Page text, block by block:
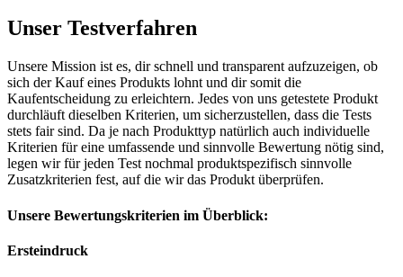
Unser Testverfahren
Unsere Mission ist es, dir schnell und transparent aufzuzeigen, ob
sich der Kauf eines Produkts lohnt und dir somit die
Kaufentscheidung zu erleichtern. Jedes von uns getestete Produkt
durchläuft dieselben Kriterien, um sicherzustellen, dass die Tests
stets fair sind. Da je nach Produkttyp natürlich auch individuelle
Kriterien für eine umfassende und sinnvolle Bewertung nötig sind,
legen wir für jeden Test nochmal produktspezifisch sinnvolle
Zusatzkriterien fest, auf die wir das Produkt überprüfen.
Unsere Bewertungskriterien im Überblick:
Ersteindruck